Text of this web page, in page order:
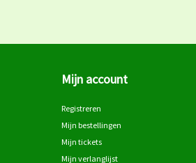
Mijn account
Registreren
Mijn bestellingen
Mijn tickets
Mijn verlanglijst